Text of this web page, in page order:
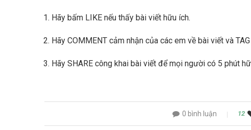
1. Hãy bấm LIKE nếu thấy bài viết hữu ích.
2. Hãy COMMENT cảm nhận của các em về bài viết và
3. Hãy SHARE công khai bài viết để mọi người có 5 phút
0 bình luận 12